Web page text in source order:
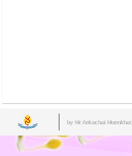
by Mr.Aekachai Muenkhat